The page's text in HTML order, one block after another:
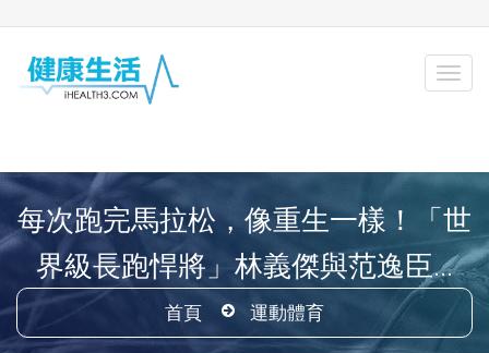
每次跑完馬拉松，像重生一樣！「世
界級長跑悍將」林義傑與范逸臣...
首頁 運動體育